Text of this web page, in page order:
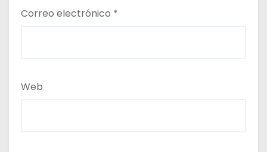
Correo electrónico *
Web